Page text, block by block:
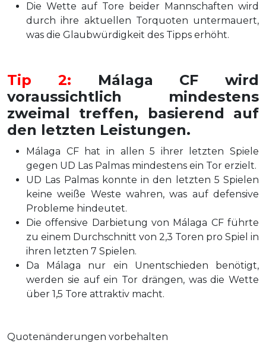
Die Wette auf Tore beider Mannschaften wird
durch ihre aktuellen Torquoten untermauert,
was die Glaubwürdigkeit des Tipps erhöht.
Tip 2: Málaga CF wird
voraussichtlich mindestens
zweimal treffen, basierend auf
den letzten Leistungen.
Málaga CF hat in allen 5 ihrer letzten Spiele
gegen UD Las Palmas mindestens ein Tor erzielt.
UD Las Palmas konnte in den letzten 5 Spielen
keine weiße Weste wahren, was auf defensive
Probleme hindeutet.
Die offensive Darbietung von Málaga CF führte
zu einem Durchschnitt von 2,3 Toren pro Spiel in
ihren letzten 7 Spielen.
Da Málaga nur ein Unentschieden benötigt,
werden sie auf ein Tor drängen, was die Wette
über 1,5 Tore attraktiv macht.
Quotenänderungen vorbehalten